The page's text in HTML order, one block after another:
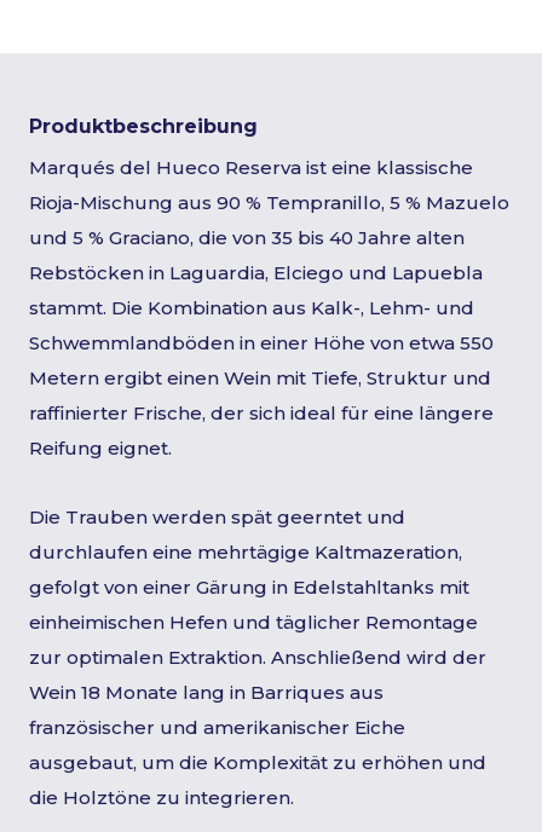
Produktbeschreibung
Marqués del Hueco Reserva ist eine klassische
Rioja-Mischung aus 90 % Tempranillo, 5 % Mazuelo
und 5 % Graciano, die von 35 bis 40 Jahre alten
Rebstöcken in Laguardia, Elciego und Lapuebla
stammt. Die Kombination aus Kalk-, Lehm- und
Schwemmlandböden in einer Höhe von etwa 550
Metern ergibt einen Wein mit Tiefe, Struktur und
raffinierter Frische, der sich ideal für eine längere
Reifung eignet.
Die Trauben werden spät geerntet und
durchlaufen eine mehrtägige Kaltmazeration,
gefolgt von einer Gärung in Edelstahltanks mit
einheimischen Hefen und täglicher Remontage
zur optimalen Extraktion. Anschließend wird der
Wein 18 Monate lang in Barriques aus
französischer und amerikanischer Eiche
ausgebaut, um die Komplexität zu erhöhen und
die Holztöne zu integrieren.